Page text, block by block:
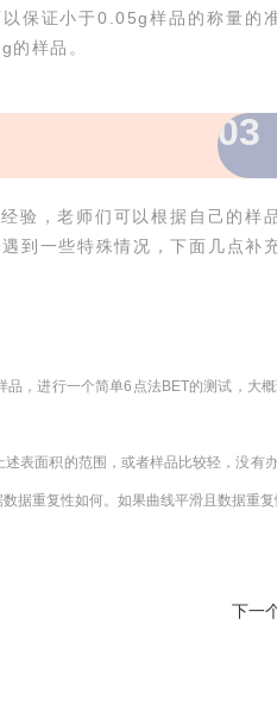
保证小于0.05g样品的称量的
的样品。
03
验，老师们可以根据自己的样
到一些特殊情况，下面几点补
，进行一个简单6点法BET的测试，大
表面积的范围，或者样品比较轻，没
据重复性如何。如果曲线平滑且数据重
下一